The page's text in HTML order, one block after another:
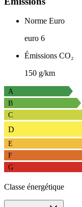
Norme Euro
euro 6
Émissions CO₂
150 g/km
A
B
C
D
E
F
G
Classe énergétique